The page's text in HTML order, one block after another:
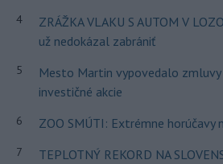
4
ZRÁŽKA VLAKU S AUTOM V
už nedokázal zabrániť
5
Mesto Martin vypovedalo
investičné akcie
6 ZOO SMÚTI: Extrémne horúčavy
7
TEPLOTNÝ REKORD NA